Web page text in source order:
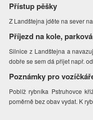
Přístup pěšky
Z Landštejna jděte na sever
Příjezd na kole,
Silnice z Landštejna a
dobře se sem dá přijet např.
Poznámky pro
Poblíž rybníka Pstruhovce
poměrně bez obav vydat. K